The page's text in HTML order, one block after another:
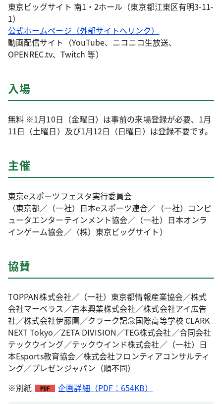
東京ビッグサイト 南1・2ホール（東京都江東区有明3-11-
1）
公式ホームページ（外部サイトへリンク）
動画配信サイト（YouTube、ニコニコ生放送、
OPENREC.tv、Twitch 等）
入場
無料 ※1月10日（金曜日）は事前の来場登録が必要、1月
11日（土曜日）及び1月12日（日曜日）は登録不要です。
主催
東京eスポーツフェスタ実行委員会
（東京都／（一社）日本eスポーツ連合／（一社）コンピ
ュータエンターテインメント協会／（一社）日本オンラ
インゲーム協会／（株）東京ビッグサイト）
協賛
TOPPAN株式会社／（一社）東京都情報産業協会／株式
会社マーベラス／吉本興業株式会社／株式会社アイ広告
社／株式会社伊藤園／クラーク記念国際高等学校 CLARK
NEXT Tokyo／ZETA DIVISION／TEG株式会社／合同会社
テックウイング／テックウインド株式会社／（一社）日
本Esports教育協会／株式会社フロンティアコンサルティ
ング／プレゼンジャパン（順不同）
※別紙
企画詳細（PDF：654KB）